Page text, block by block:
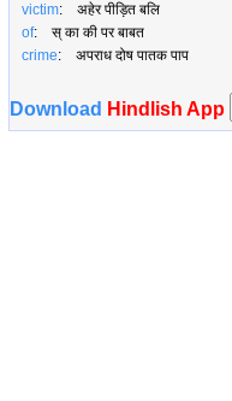
victim: अहेर पीड़ित बलि
of: स् का की पर बाबत
crime: अपराध दोष पातक पाप
Download Hindlish App